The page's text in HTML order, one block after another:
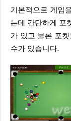
기본적으로 게임을 실행시켜주면 아래와 같이 게임이 진행되
는데 간단하게 포
가 있고 물론 포
수가 있습니다.